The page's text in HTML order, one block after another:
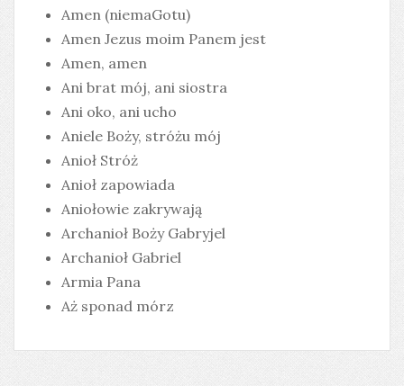
Amen (niemaGotu)
Amen Jezus moim Panem jest
Amen, amen
Ani brat mój, ani siostra
Ani oko, ani ucho
Aniele Boży, stróżu mój
Anioł Stróż
Anioł zapowiada
Aniołowie zakrywają
Archanioł Boży Gabryjel
Archanioł Gabriel
Armia Pana
Aż sponad mórz